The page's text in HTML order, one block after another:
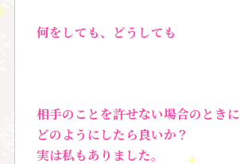
何をしても、どうしても
相手のことを許せない場合のときに
どのようにしたら良いか？
実は私もありました。